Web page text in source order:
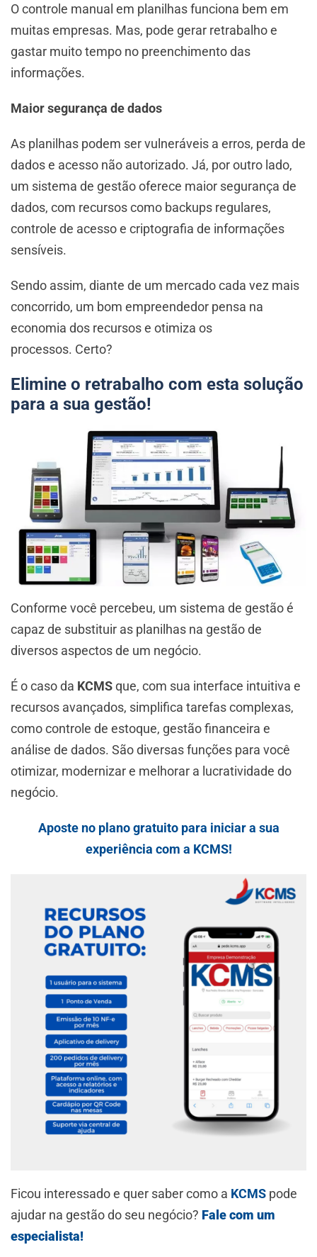
O controle manual em planilhas funciona bem em
muitas empresas. Mas, pode gerar retrabalho e
gastar muito tempo no preenchimento das
informações.
Maior segurança de dados
As planilhas podem ser vulneráveis a erros, perda de
dados e acesso não autorizado. Já, por outro lado,
um sistema de gestão oferece maior segurança de
dados, com recursos como backups regulares,
controle de acesso e criptografia de informações
sensíveis.
Sendo assim, diante de um mercado cada vez mais
concorrido, um bom empreendedor pensa na
economia dos recursos e otimiza os
processos. Certo?
Elimine o retrabalho com esta solução
para a sua gestão!
Conforme você percebeu, um sistema de gestão é
capaz de substituir as planilhas na gestão de
diversos aspectos de um negócio.
É o caso da KCMSque, com sua interface intuitiva e
recursos avançados, simplifica tarefas complexas,
como controle de estoque, gestão financeira e
análise de dados. São diversas funções para você
otimizar, modernizar e melhorar a lucratividade do
negócio.
Aposte no plano gratuito para iniciar a sua
experiência com a KCMS!
Ficou interessado e quer saber como a KCMS pode
ajudar na gestão do seu negócio? Fale com um
especialista!